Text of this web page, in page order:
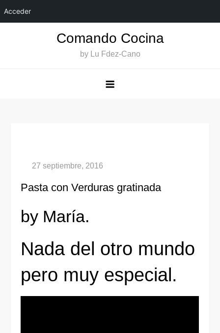
Acceder
Comando Cocina
by Lu Fdez-Cano
Pasta con Verduras gratinada
by María.
Nada del otro mundo
pero muy especial.